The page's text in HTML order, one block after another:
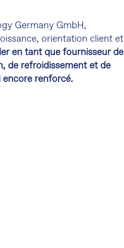
Germany GmbH,
orientation client et
en tant que fournisseur de
de refroidissement et de
encore renforcé.